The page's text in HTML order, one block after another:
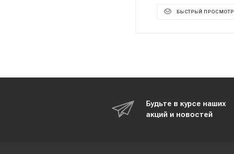
БЫСТРЫЙ ПРОСМОТР
Будьте в курсе наших
акций и новостей